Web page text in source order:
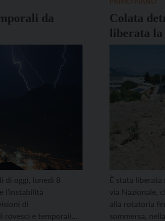
da
di oggi, lunedì 8
l’instabilità
di
e temporali
Colata
liberata la
Nazionale
È stata liberata
via Nazionale,
alla rotatoria
sommersa,